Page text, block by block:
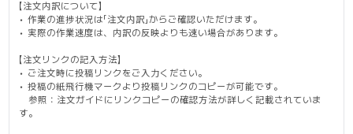
【注文内訳について】
• 作業の進捗状況は「注文内訳」からご確認いただけます。
• 実際の作業速度は、内訳の反映よりも速い場合があります。
【注文リンクの記入方法】
• ご注文時に投稿リンクをご入力ください。
• 投稿の紙飛行機マークより投稿リンクのコピーが可能です。
参照：注文ガイドにリンクコピーの確認方法が詳しく記載されていま
す。